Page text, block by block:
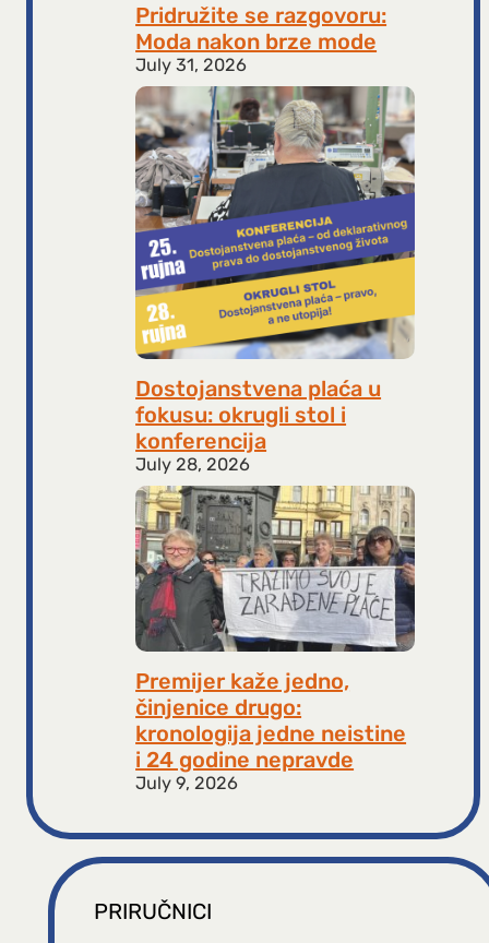
Pridružite se razgovoru:
Moda nakon brze mode
July 31, 2026
Dostojanstvena plaća u
fokusu: okrugli stol i
konferencija
July 28, 2026
Premijer kaže jedno,
činjenice drugo:
kronologija jedne neistine
i 24 godine nepravde
July 9, 2026
PRIRUČNICI